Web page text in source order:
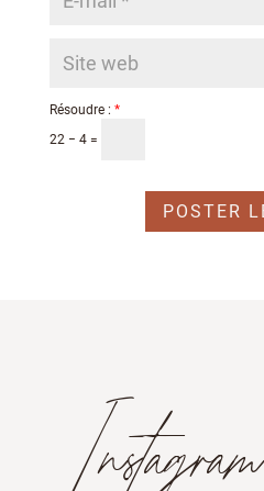
Résoudre : *
22 − 4 =
Instagram